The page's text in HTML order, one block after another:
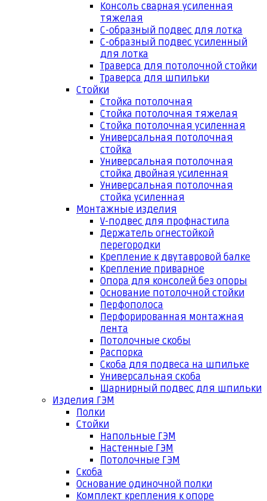
Консоль сварная усиленная
тяжелая
С-образный подвес для лотка
С-образный подвес усиленный
для лотка
Траверса для потолочной стойки
Траверса для шпильки
Стойки
Стойка потолочная
Стойка потолочная тяжелая
Стойка потолочная усиленная
Универсальная потолочная
стойка
Универсальная потолочная
стойка двойная усиленная
Универсальная потолочная
стойка усиленная
Монтажные изделия
V-подвес для профнастила
Держатель огнестойкой
перегородки
Крепление к двутавровой балке
Крепление приварное
Опора для консолей без опоры
Основание потолочной стойки
Перфополоса
Перфорированная монтажная
лента
Потолочные скобы
Распорка
Скоба для подвеса на шпильке
Универсальная скоба
Шарнирный подвес для шпильки
Изделия ГЭМ
Полки
Стойки
Напольные ГЭМ
Настенные ГЭМ
Потолочные ГЭМ
Скоба
Основание одиночной полки
Комплект крепления к опоре